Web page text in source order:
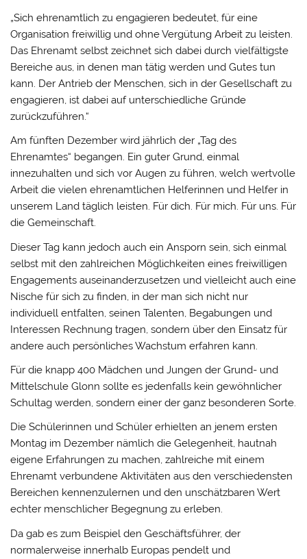
„Sich ehrenamtlich zu engagieren bedeutet, für eine
Organisation freiwillig und ohne Vergütung Arbeit zu leisten.
Das Ehrenamt selbst zeichnet sich dabei durch vielfältigste
Bereiche aus, in denen man tätig werden und Gutes tun
kann. Der Antrieb der Menschen, sich in der Gesellschaft zu
engagieren, ist dabei auf unterschiedliche Gründe
zurückzuführen.“
Am fünften Dezember wird jährlich der „Tag des
Ehrenamtes“ begangen. Ein guter Grund, einmal
innezuhalten und sich vor Augen zu führen, welch wertvolle
Arbeit die vielen ehrenamtlichen Helferinnen und Helfer in
unserem Land täglich leisten. Für dich. Für mich. Für uns. Für
die Gemeinschaft.
Dieser Tag kann jedoch auch ein Ansporn sein, sich einmal
selbst mit den zahlreichen Möglichkeiten eines freiwilligen
Engagements auseinanderzusetzen und vielleicht auch eine
Nische für sich zu finden, in der man sich nicht nur
individuell entfalten, seinen Talenten, Begabungen und
Interessen Rechnung tragen, sondern über den Einsatz für
andere auch persönliches Wachstum erfahren kann.
Für die knapp 400 Mädchen und Jungen der Grund- und
Mittelschule Glonn sollte es jedenfalls kein gewöhnlicher
Schultag werden, sondern einer der ganz besonderen Sorte.
Die Schülerinnen und Schüler erhielten an jenem ersten
Montag im Dezember nämlich die Gelegenheit, hautnah
eigene Erfahrungen zu machen, zahlreiche mit einem
Ehrenamt verbundene Aktivitäten aus den verschiedensten
Bereichen kennenzulernen und den unschätzbaren Wert
echter menschlicher Begegnung zu erleben.
Da gab es zum Beispiel den Geschäftsführer, der
normalerweise innerhalb Europas pendelt und